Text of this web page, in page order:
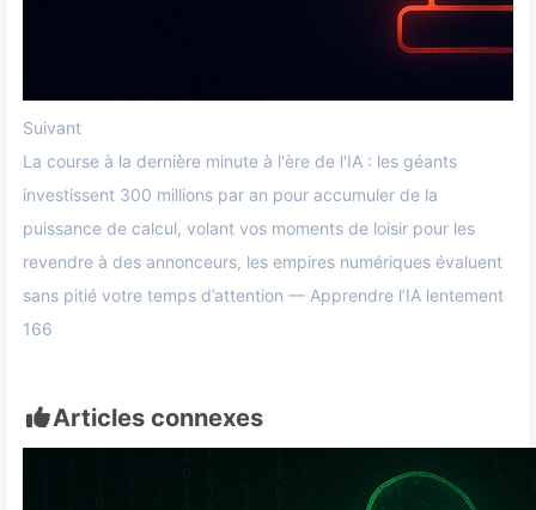
Suivant
La course à la dernière minute à l'ère de l'IA : les géants
investissent 300 millions par an pour accumuler de la
puissance de calcul, volant vos moments de loisir pour les
revendre à des annonceurs, les empires numériques évaluent
sans pitié votre temps d’attention — Apprendre l’IA lentement
166
Articles connexes